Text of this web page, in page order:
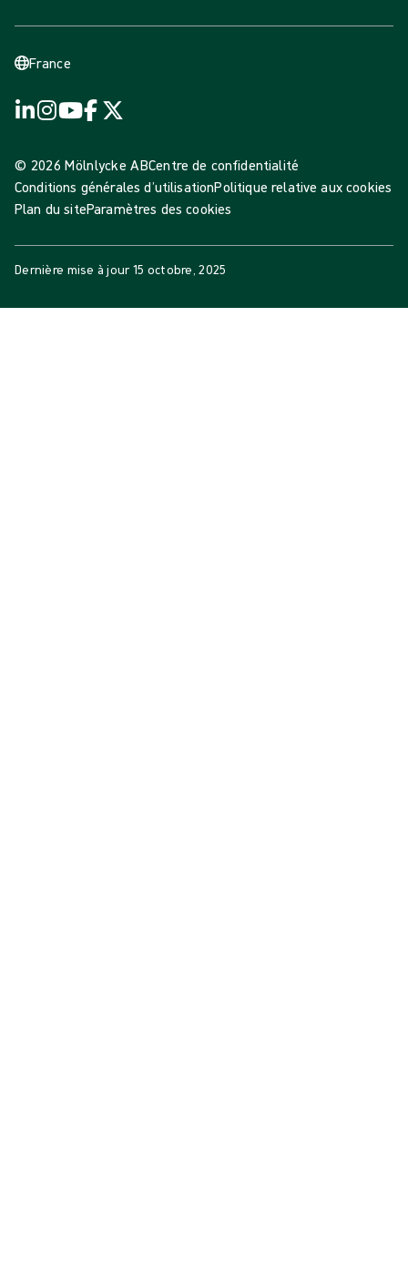
France
© 2026 Mölnlycke ABCentre de confidentialité
Conditions générales d’utilisationPolitique relative aux cookies
Plan du siteParamètres des cookies
Dernière mise à jour15 octobre, 2025